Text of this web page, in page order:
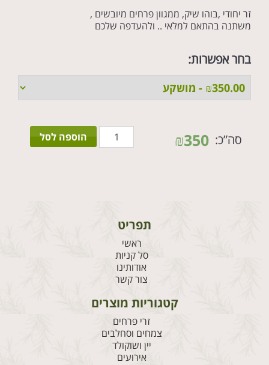
זר יחודי ,בוהו שיק, ממגוון פרחים מיובשים ,
משתנה בהתאם למלאי .. ולהעדפה שלכם
בחר אפשרות:
כמות
הוספה לסל סה”כ: ₪350
תפריט
ראשי
סל קניות
אודותינו
צור קשר
קטגוריות מוצרים
זרי פרחים
צמחים וסחלבים
יין ושוקולד
אירועים